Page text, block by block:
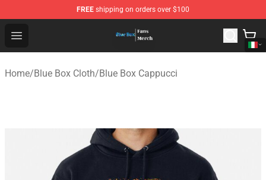
FREE shipping on orders over $100
Open menu
Blue Box Store - Official Blue Box Merchandise Shop
Home/Blue Box Cloth/Blue Box Cappucci